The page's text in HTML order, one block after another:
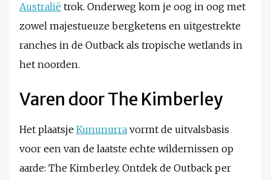
Australië trok. Onderweg kom je oog in oog met
zowel majestueuze bergketens en uitgestrekte
ranches in de Outback als tropische wetlands in
het noorden.
Varen door The Kimberley
Het plaatsje Kununurra vormt de uitvalsbasis
voor een van de laatste echte wildernissen op
aarde: The Kimberley. Ontdek de Outback per